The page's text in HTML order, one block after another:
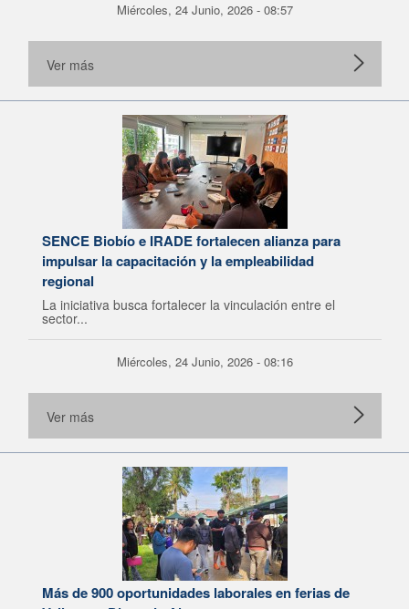
Miércoles, 24 Junio, 2026 - 08:57
Ver más
SENCE Biobío e IRADE fortalecen alianza para
impulsar la capacitación y la empleabilidad
regional
La iniciativa busca fortalecer la vinculación entre el
sector...
Miércoles, 24 Junio, 2026 - 08:16
Ver más
Más de 900 oportunidades laborales en ferias de